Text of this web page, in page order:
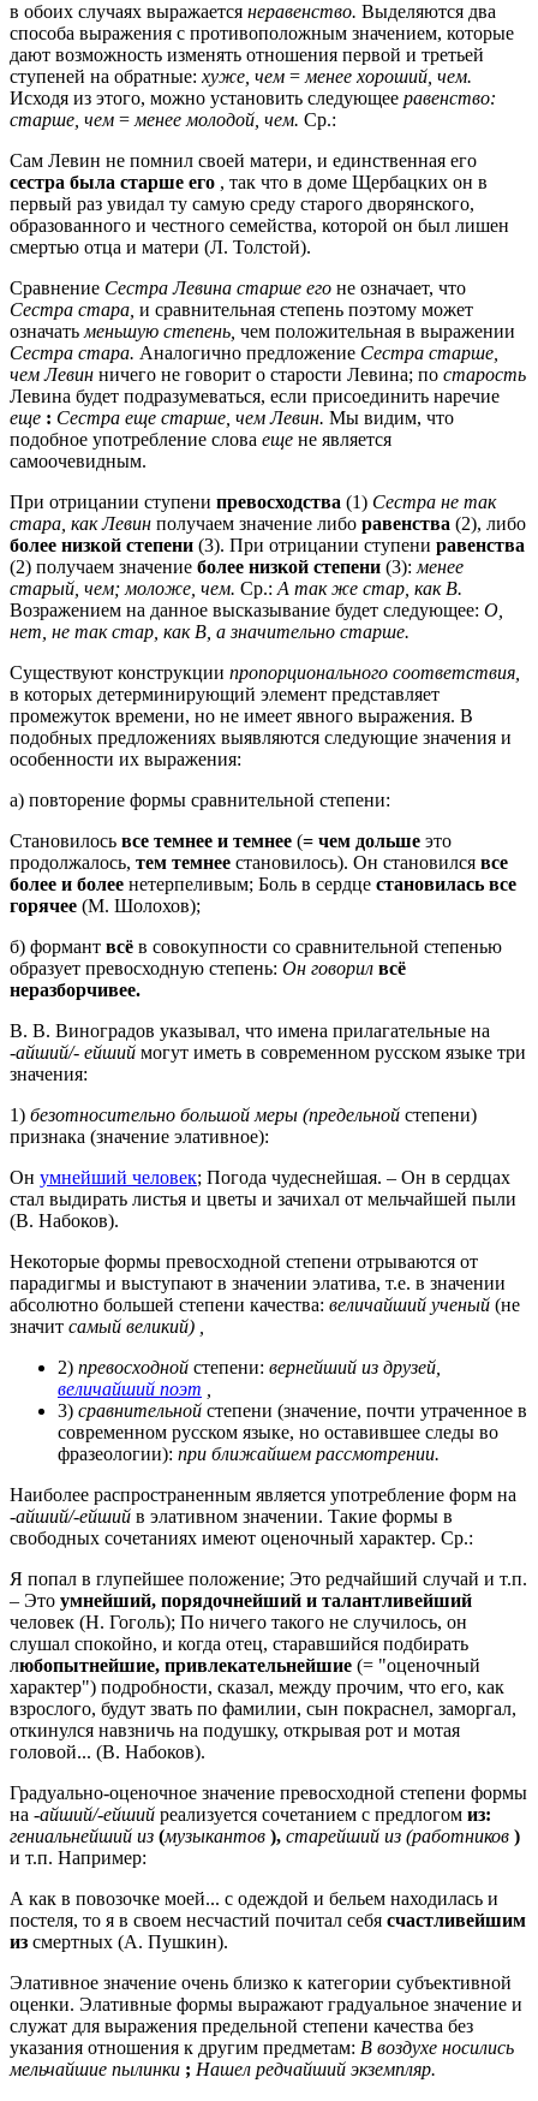
в обоих случаях выражается неравенство. Выделяются два
способа выражения с противоположным значением, которые
дают возможность изменять отношения первой и третьей
ступеней на обратные: хуже, чем = менее хороший, чем.
Исходя из этого, можно установить следующее равенство:
старше, чем = менее молодой, чем. Ср.:
Сам Левин не помнил своей матери, и единственная его
сестра была старше его , так что в доме Щербацких он в
первый раз увидал ту самую среду старого дворянского,
образованного и честного семейства, которой он был лишен
смертью отца и матери (Л. Толстой).
Сравнение Сестра Левина старше его не означает, что
Сестра стара, и сравнительная степень поэтому может
означать меньшую степень, чем положительная в выражении
Сестра стара. Аналогично предложение Сестра старше,
чем Левин ничего не говорит о старости Левина; по старость
Левина будет подразумеваться, если присоединить наречие
еще : Сестра еще старше, чем Левин. Мы видим, что
подобное употребление слова еще не является
самоочевидным.
При отрицании ступени превосходства (1) Сестра не так
стара, как Левин получаем значение либо равенства (2), либо
более низкой степени (3). При отрицании ступени равенства
(2) получаем значение более низкой степени (3): менее
старый, чем; моложе, чем. Ср.: А так же стар, как В.
Возражением на данное высказывание будет следующее: О,
нет, не так стар, как В, а значительно старше.
Существуют конструкции пропорционального соответствия,
в которых детерминирующий элемент представляет
промежуток времени, но не имеет явного выражения. В
подобных предложениях выявляются следующие значения и
особенности их выражения:
а) повторение формы сравнительной степени:
Становилось все темнее и темнее (= чем дольше это
продолжалось, тем темнее становилось). Он становился все
более и более нетерпеливым; Боль в сердце становилась все
горячее (М. Шолохов);
б) формант всё в совокупности со сравнительной степенью
образует превосходную степень: Он говорил всё
неразборчивее.
В. В. Виноградов указывал, что имена прилагательные на
-айший/- ейший могут иметь в современном русском языке три
значения:
1) безотносительно большой меры (предельной степени)
признака (значение элативное):
Он умнейший человек; Погода чудеснейшая. – Он в сердцах
стал выдирать листья и цветы и зачихал от мельчайшей пыли
(В. Набоков).
Некоторые формы превосходной степени отрываются от
парадигмы и выступают в значении элатива, т.е. в значении
абсолютно большей степени качества: величайший ученый (не
значит самый великий) ,
2) превосходной степени: вернейший из друзей,
величайший поэт
3) сравнительной степени (значение, почти утраченное в
современном русском языке, но оставившее следы во
фразеологии): при ближайшем рассмотрении.
Наиболее распространенным является употребление форм на
-айший/-ейший в элативном значении. Такие формы в
свободных сочетаниях имеют оценочный характер. Ср.:
Я попал в глупейшее положение; Это редчайший случай и т.п.
– Это умнейший, порядочнейший и талантливейший
человек (Н. Гоголь); По ничего такого не случилось, он
слушал спокойно, и когда отец, старавшийся подбирать
любопытнейшие, привлекательнейшие (= "оценочный
характер") подробности, сказал, между прочим, что его, как
взрослого, будут звать по фамилии, сын покраснел, заморгал,
откинулся навзничь на подушку, открывая рот и мотая
головой... (В. Набоков).
Градуально-оценочное значение превосходной степени формы
на -айший/-ейший реализуется сочетанием с предлогом из:
гениальнейший из (музыкантов ), старейший из (работников )
и т.п. Например:
А как в повозочке моей... с одеждой и бельем находилась и
постеля, то я в своем несчастий почитал себя счастливейшим
из смертных (А. Пушкин).
Элативное значение очень близко к категории субъективной
оценки. Элативные формы выражают градуальное значение и
служат для выражения предельной степени качества без
указания отношения к другим предметам: В воздухе носились
мельчайшие пылинки ; Нашел редчайший экземпляр.